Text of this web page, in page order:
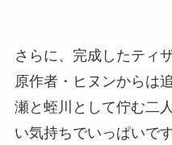
さらに、完成したティ
原作者・ヒヌンからは
瀬と蛭川として佇む二
い気持ちでいっぱいで